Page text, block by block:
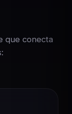
que conecta